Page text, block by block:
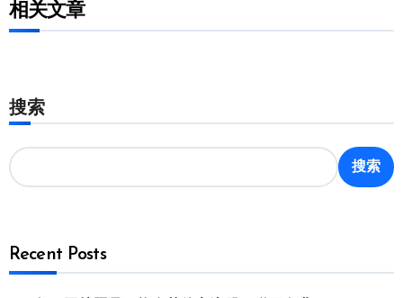
相关文章
搜索
搜索
Recent Posts